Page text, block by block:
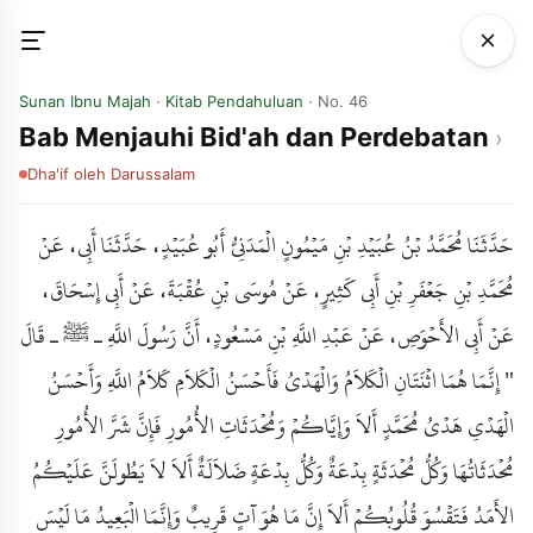
Sunan Ibnu Majah · Kitab Pendahuluan · No. 46
Bab Menjauhi Bid'ah dan Perdebatan
Dha'if oleh Darussalam
حَدَّثَنَا مُحَمَّدُ بْنُ عُبَيْدِ بْنِ مَيْمُونٍ الْمَدَنِيُّ أَبُو عُبَيْدٍ، حَدَّثَنَا أَبِي، عَنْ
مُحَمَّدِ بْنِ جَعْفَرِ بْنِ أَبِي كَثِيرٍ، عَنْ مُوسَى بْنِ عُقْبَةَ، عَنْ أَبِي إِسْحَاقَ،
عَنْ أَبِي الأَحْوَصِ، عَنْ عَبْدِ اللَّهِ بْنِ مَسْعُودٍ، أَنَّ رَسُولَ اللَّهِ ـ ﷺ ـ قَالَ
" إِنَّمَا هُمَا اثْنَتَانِ الْكَلاَمُ وَالْهَدْىُ فَأَحْسَنُ الْكَلاَمِ كَلاَمُ اللَّهِ وَأَحْسَنُ
الْهَدْىِ هَدْىُ مُحَمَّدٍ أَلاَ وَإِيَّاكُمْ وَمُحْدَثَاتِ الأُمُورِ فَإِنَّ شَرَّ الأُمُورِ
مُحْدَثَاتُهَا وَكُلُّ مُحْدَثَةٍ بِدْعَةٌ وَكُلُّ بِدْعَةٍ ضَلاَلَةٌ أَلاَ لاَ يَطُولَنَّ عَلَيْكُمُ
الأَمَدُ فَتَقْسُوَ قُلُوبُكُمْ أَلاَ إِنَّ مَا هُوَ آتٍ قَرِيبٌ وَإِنَّمَا الْبَعِيدُ مَا لَيْسَ